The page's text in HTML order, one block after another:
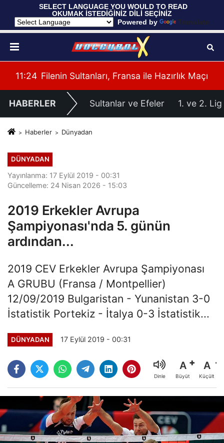
SELECT LANGUAGE YOU WOULD TO READ
OKUMAK İSTEDİĞİNİZ DİLİ SEÇİNİZ
Powered by
Translate
Belli Oldu
11:24 Filenin Sultanları, Fransa ile Hazırlık Maçı
HABERLER Sultanlar ve Efeler 1. ve 2. Lig
Haberler Dünyadan
DÜNYADAN
Yayınlanma: 17 Eylül 2019 - 00:31
Güncelleme: 24 Nisan 2026 - 15:03
2019 Erkekler Avrupa
Şampiyonası'nda 5. günün
ardından...
2019 CEV Erkekler Avrupa Şampiyonası
A GRUBU (Fransa / Montpellier)
12/09/2019 Bulgaristan - Yunanistan 3-0
İstatistik Portekiz - İtalya 0-3 İstatistik...
DÜNYADAN 17 Eylül 2019 - 00:31
Dinle
A
Büyüt
A
Küçült